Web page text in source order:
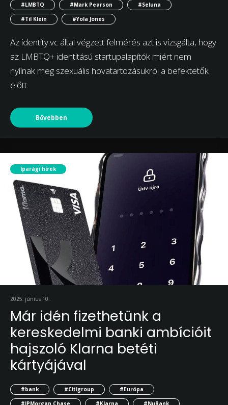
#LMBTQ #Mark Pearson
#Seluna
#Til Klein
#Yola Jones
Az identity.vc által végzett felmérés azt is vizsgálta, hogy
az LMBTQ+ identitású startupalapítók miért nem
nyílnak meg szexuális hovatartozásukról a befektetők
előtt.
Bővebben
Iparági hírek
2025. június 10.
Már idén fizethetünk a
kereskedelmi banki ambícióit
hajszoló Klarna betéti
kártyájával
#bank #Citigroup
#Európa
#JPMorgan Chase
#Klarna
#NuBank